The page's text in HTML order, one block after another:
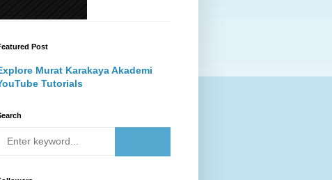
Post
Murat Karakaya Akademi
Tutorials